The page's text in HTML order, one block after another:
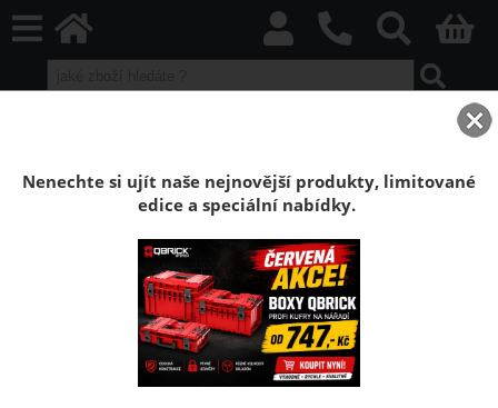
Podlaha vinylová plovoucí Click Dub Harpo HB
Podlaha vinylová plovoucí Click Dub Harpo
HB (5+1mm)
Vinylová plovoucí podlaha VIN in Vinyl Flooring.
Tloušťka 6mm, struktura dřeva, bezlepidlový systém
montáže Click.
Nenechte si ujít naše nejnovější produkty, limitované
edice a speciální nabídky.